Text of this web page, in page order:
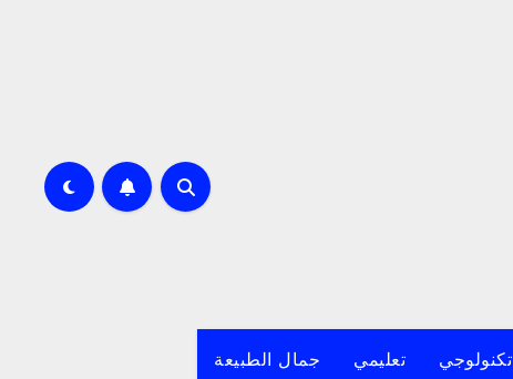
تكنولوجي تعليمي جمال الطبيعة